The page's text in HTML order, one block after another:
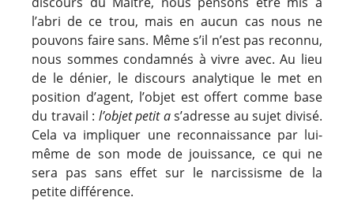
l’abri de ce trou, mais en aucun cas nous ne
pouvons faire sans. Même s’il n’est pas reconnu,
nous sommes condamnés à vivre avec. Au lieu
de le dénier, le discours analytique le met en
position d’agent, l’objet est offert comme base
du travail : l’objet petit as’adresse au sujet divisé.
Cela va impliquer une reconnaissance par lui-
même de son mode de jouissance, ce qui ne
sera pas sans effet sur le narcissisme de la
petite différence.